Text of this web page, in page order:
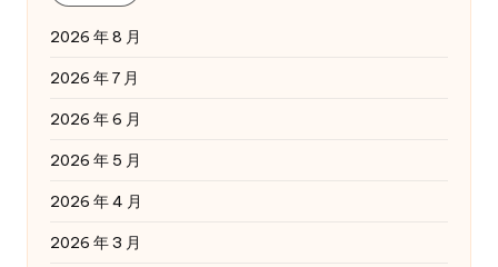
2026 年 8 月
2026 年 7 月
2026 年 6 月
2026 年 5 月
2026 年 4 月
2026 年 3 月